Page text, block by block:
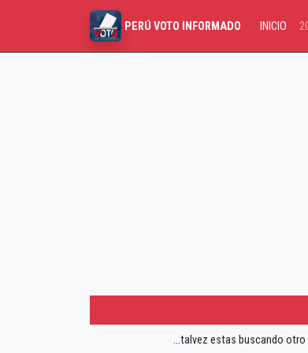
PERÚ VOTO INFORMADO INICIO
...talvez estas buscando otro